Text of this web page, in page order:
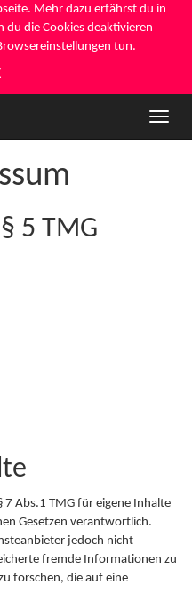
Mehr dazu erfährst du in
du die Cookies deaktivieren
tun.
5 TMG
7 Abs.1 TMG für eigene Inhalte
Gesetzen verantwortlich.
jedoch nicht
fremde Informationen zu
forschen, die auf eine